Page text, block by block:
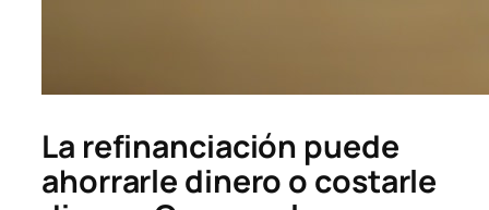
La refinanciación puede
ahorrarle dinero o costarle